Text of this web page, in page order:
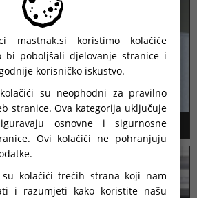
mastnak.si koristimo kolačiće
bi poboljšali djelovanje stranice i
korisničko iskustvo.
su neophodni za pravilno
stranice. Ova kategorija uključuje
osnovne i sigurnosne
Ovi kolačići ne pohranjuju
kolačići trećih strana koji nam
i razumjeti kako koristite našu